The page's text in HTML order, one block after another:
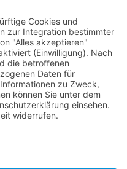
eingeben. Ein
verschickt. Sobald der
für das Benutzerkonto